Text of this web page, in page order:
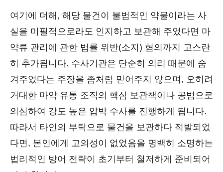
여기에 더해, 해당 물건이 불법적인 약물이라는 사
실을 미필적으로라도 인지하고 보관해 주었다면 마
약류 관리에 관한 법률 위반(소지) 혐의까지 고스란
히 추가됩니다. 수사기관은 단순히 의리 때문에 숨
겨주었다는 주장을 좀처럼 믿어주지 않으며, 오히려
거대한 마약 유통 조직의 핵심 보관책이나 공범으로
의심하여 강도 높은 압박 수사를 진행하게 됩니다.
따라서 타인의 부탁으로 물건을 보관하다 적발되었
다면, 본인에게 고의성이 없었음을 명백히 소명하는
법리적인 방어 전략이 초기부터 철저하게 준비되어